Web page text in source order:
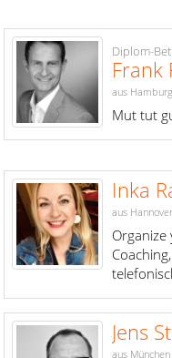
Diplom-
Frank
aus Hamburg
Mut tut
Inka
aus Hannover
Jens
aus München